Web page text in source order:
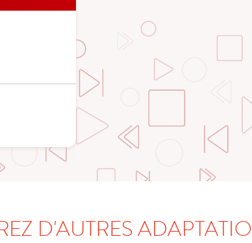
D'AUTRES